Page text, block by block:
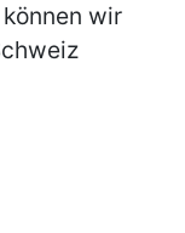
wir